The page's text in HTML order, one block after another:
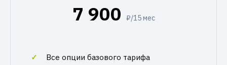
7 900 ₽/15 мес
Все опции базового тарифа